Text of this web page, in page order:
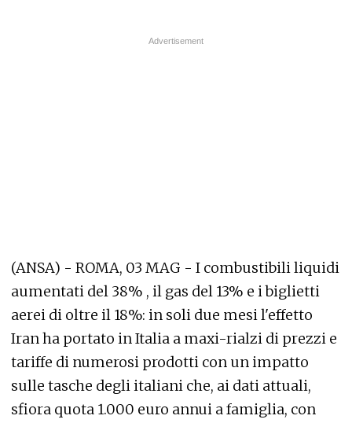
(ANSA) - ROMA, 03 MAG - I combustibili liquidi
aumentati del 38% , il gas del 13% e i biglietti
aerei di oltre il 18%: in soli due mesi l'effetto
Iran ha portato in Italia a maxi-rialzi di prezzi e
tariffe di numerosi prodotti con un impatto
sulle tasche degli italiani che, ai dati attuali,
sfiora quota 1.000 euro annui a famiglia, con